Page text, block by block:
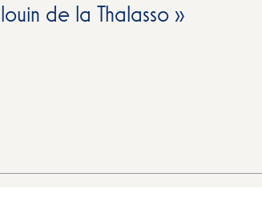
de la Thalasso »